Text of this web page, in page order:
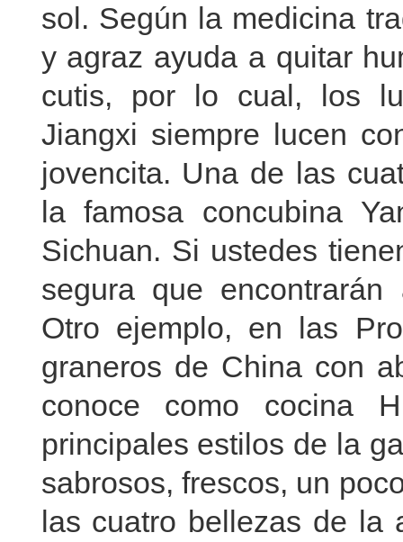
sol. Según la medicina
y agraz ayuda a quitar
cutis, por lo cual, los
Jiangxi siempre lucen
jovencita. Una de las
la famosa concubina
Sichuan. Si ustedes
segura que
Otro ejemplo, en las
graneros de China con
conoce como cocina
principales estilos de la
sabrosos, frescos, un
las cuatro bellezas de la